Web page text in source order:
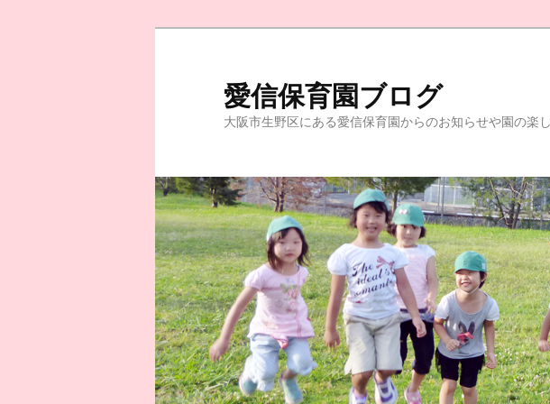
愛信保育園ブログ
大阪市生野区にある愛信保育園からのお知らせや園の楽